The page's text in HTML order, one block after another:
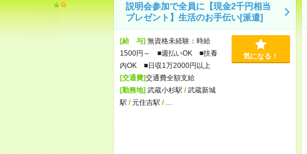
説明会参加で全員に【現金2千円相当
プレゼント】生活のお手伝い[派遣]
[給 与]無資格未経験：時給
1500円～ ■週払いOK ■扶養
内OK ■日収1万2000円以上
[交通費]交通費全額支給
[勤務地]武蔵小杉駅 /武蔵新城
駅 /元住吉駅 /
気になる！